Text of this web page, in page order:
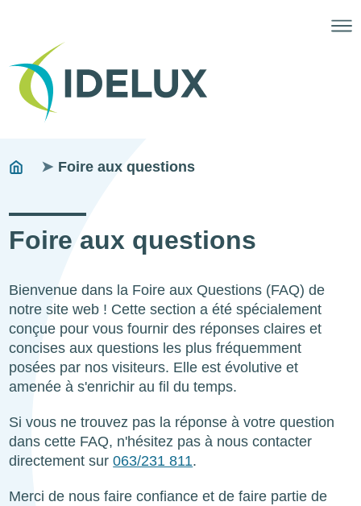
Fils
You
Foire aux questions
Foire aux questions
Bienvenue dans la Foire aux Questions (FAQ) de
notre site web ! Cette section a été spécialement
conçue pour vous fournir des réponses claires et
concises aux questions les plus fréquemment
posées par nos visiteurs. Elle est évolutive et
amenée à s'enrichir au fil du temps.
Si vous ne trouvez pas la réponse à votre question
dans cette FAQ, n'hésitez pas à nous contacter
directement sur063/231 811.
Merci de nous faire confiance et de faire partie de